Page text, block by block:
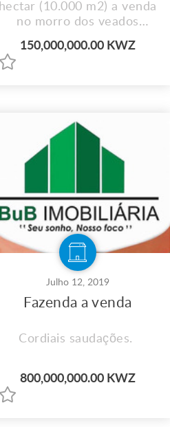
hectar (10.000 m2) a venda
no morro dos veados
Documento: Direito de
150,000,000.00 KWZ
Julho 12, 2019
Fazenda a venda
Cordiais saudações.
800,000,000.00 KWZ